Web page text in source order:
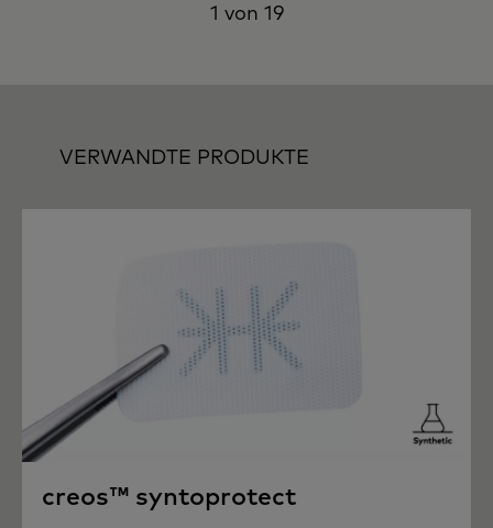
1 von 19
VERWANDTE PRODUKTE
creos™ syntoprotect